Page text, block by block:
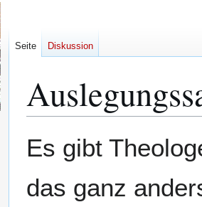
Navigation
Suche
Es gibt
das ganz
Seite Diskussion